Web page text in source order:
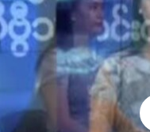
No media